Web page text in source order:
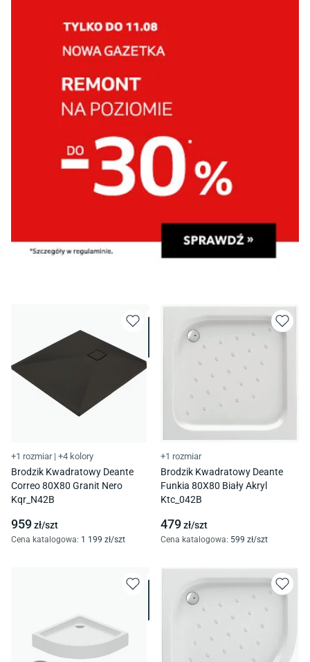
+1 rozmiar | +4 kolory
Brodzik Kwadratowy Deante
Correo 80X80 Granit Nero
Kqr_N42B
959zł/szt
Cena katalogowa: 1 199 zł/szt
+1 rozmiar
Brodzik Kwadratowy Deante
Funkia 80X80 Biały Akryl
Ktc_042B
479zł/szt
Cena katalogowa: 599 zł/szt